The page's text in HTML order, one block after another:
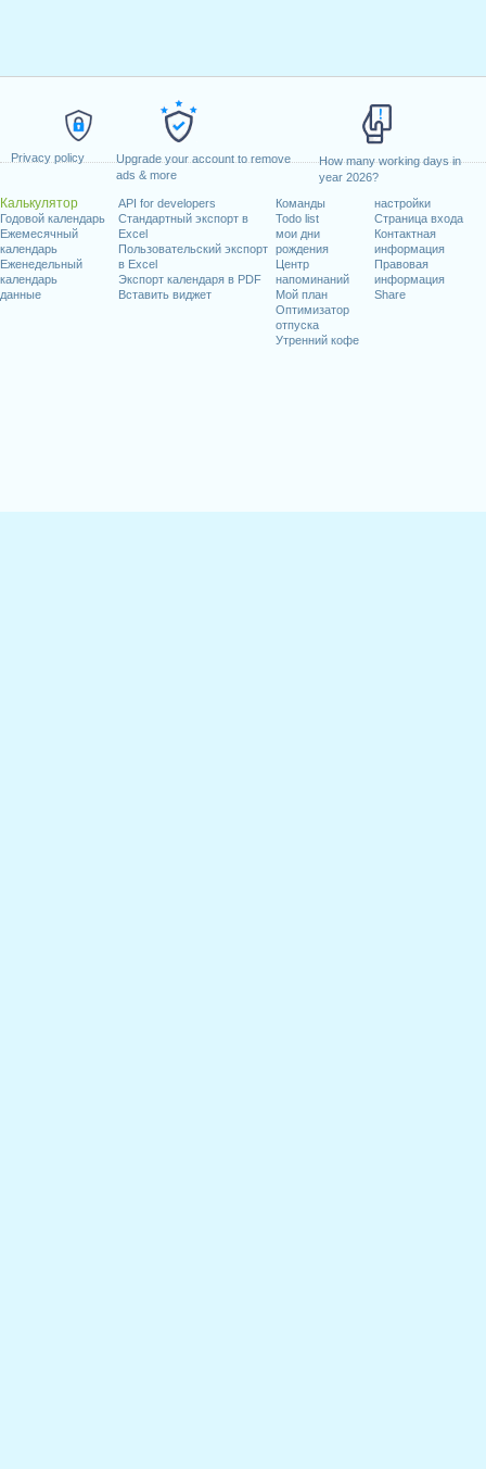
Privacy policy
Upgrade your account to remove
ads & more
How many working days in
year 2026?
Калькулятор
Годовой календарь
Ежемесячный
календарь
Еженедельный
календарь
данные
API for developers
Стандартный экспорт в
Excel
Пользовательский экспорт
в Excel
Экспорт календаря в PDF
Вставить виджет
Команды
Todo list
мои дни
рождения
Центр
напоминаний
Мой план
Оптимизатор
отпуска
Утренний кофе
настройки
Страница входа
Контактная
информация
Правовая
информация
Share